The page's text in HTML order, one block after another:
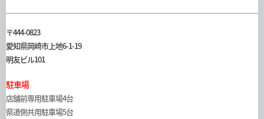
〒444-0823
愛知県岡崎市上地6-1-19
明友ビル101
駐車場
店舗前専用駐車場4台
県道側共用駐車場5台